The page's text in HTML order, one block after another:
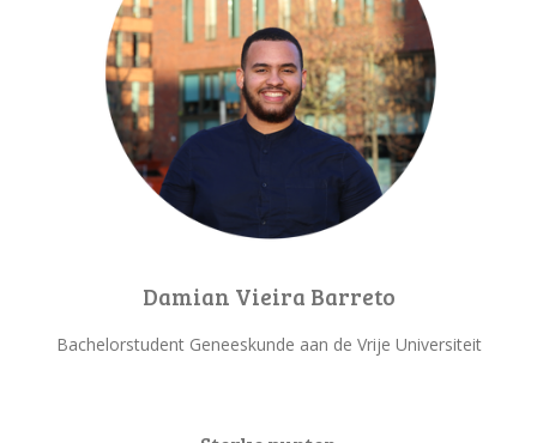
Damian Vieira Barreto
Bachelorstudent Geneeskunde aan de Vrije Universiteit